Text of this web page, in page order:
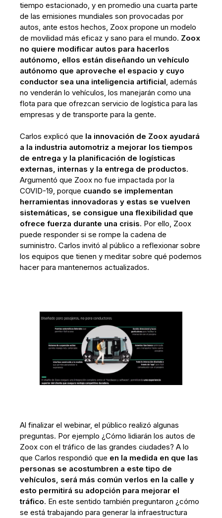
tiempo estacionado, y en promedio una cuarta parte
de las emisiones mundiales son provocadas por
autos, ante estos hechos, Zoox propone un modelo
de movilidad más eficaz y sano para el mundo. Zoox
no quiere modificar autos para hacerlos
autónomo, ellos están diseñando un vehículo
autónomo que aproveche el espacio y cuyo
conductor sea una inteligencia artificial, además
no venderán lo vehículos, los manejarán como una
flota para que ofrezcan servicio de logística para las
empresas y de transporte para la gente.
Carlos explicó que la innovación de Zoox ayudará
a la industria automotriz a mejorar los tiempos
de entrega y la planificación de logísticas
externas, internas y la entrega de productos.
Argumentó que Zoox no fue impactada por la
COVID-19, porque cuando se implementan
herramientas innovadoras y estas se vuelven
sistemáticas, se consigue una flexibilidad que
ofrece fuerza durante una crisis. Por ello, Zoox
puede responder si se rompe la cadena de
suministro. Carlos invitó al público a reflexionar sobre
los equipos que tienen y meditar sobre qué podemos
hacer para mantenernos actualizados.
Al finalizar el webinar, el público realizó algunas
preguntas. Por ejemplo ¿Cómo lidiarán los autos de
Zoox con el tráfico de las grandes ciudades? A lo
que Carlos respondió que en la medida en que las
personas se acostumbren a este tipo de
vehículos, será más común verlos en la calle y
esto permitirá su adopción para mejorar el
tráfico. En este sentido también preguntaron ¿cómo
se está trabajando para generar la infraestructura